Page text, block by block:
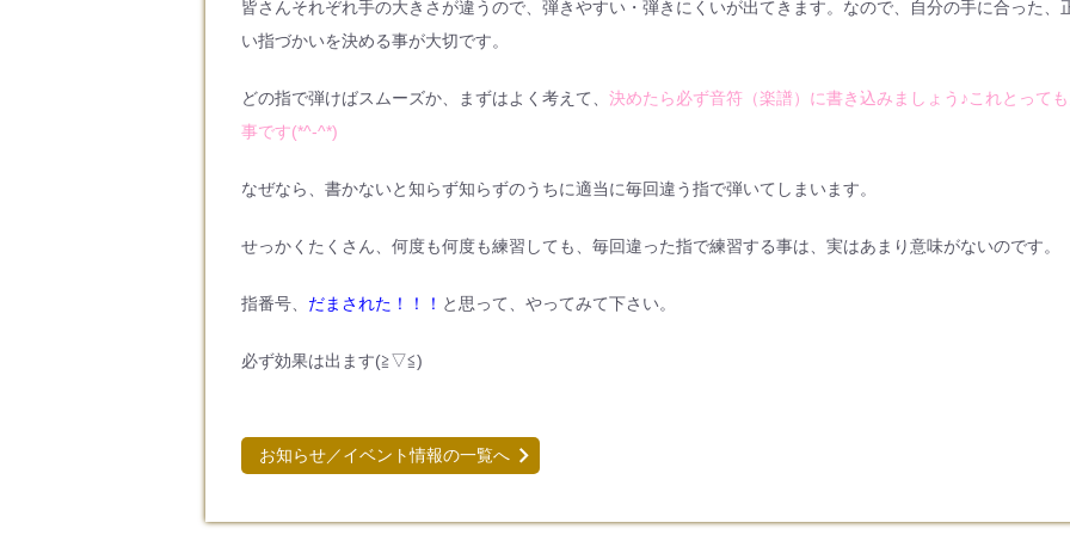
皆さんそれぞれ手の大きさが違うので、弾きやすい・弾きにくいが出てきます。なので、自分の手に合った、
い指づかいを決める事が大切です。
どの指で弾けばスムーズか、まずはよく考えて、 決めたら必ず音符（楽譜）に書き込みましょう♪これとって
事です(*^-^*)
なぜなら、書かないと知らず知らずのうちに適当に毎回違う指で弾いてしまいます。
せっかくたくさん、何度も何度も練習しても、毎回違った指で練習する事は、実はあまり意味がないのです。
指番号、 だまされた！！！ と思って、やってみて下さい。
必ず効果は出ます(≧▽≦)
お知らせ／イベント情報の一覧へ